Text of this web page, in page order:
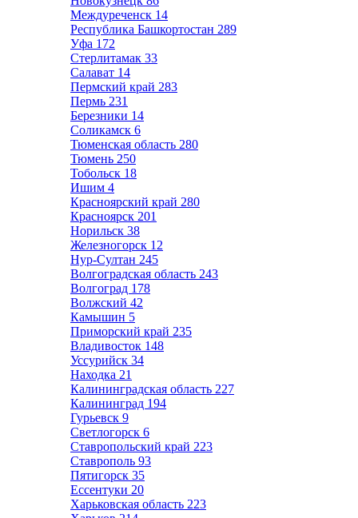
Междуреченск 14
Республика Башкортостан 289
Уфа 172
Стерлитамак 33
Салават 14
Пермский край 283
Пермь 231
Березники 14
Соликамск 6
Тюменская область 280
Тюмень 250
Тобольск 18
Ишим 4
Красноярский край 280
Красноярск 201
Норильск 38
Железногорск 12
Нур-Султан 245
Волгоградская область 243
Волгоград 178
Волжский 42
Камышин 5
Приморский край 235
Владивосток 148
Уссурийск 34
Находка 21
Калининградская область 227
Калининград 194
Гурьевск 9
Светлогорск 6
Ставропольский край 223
Ставрополь 93
Пятигорск 35
Ессентуки 20
Харьковская область 223